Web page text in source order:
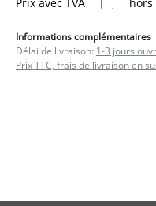
Prix avec TVA
hors
Informations complémentaires
Délai de livraison: 1-3 jours
Prix TTC, frais de livraison en